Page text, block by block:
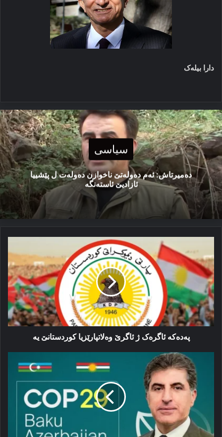
دارا بیلەک
سیاسی
دەمیرتاش: ئەم دەولەتێ ناخوازن دەولەت ل پێشییا
ئازادیێ ئاستەنگە
ئاگره‌ک
ژ
ئاگرێ
وه‌لاتپارێزیا
کوردستانێ
یه‌
پەدەكە ئاگره‌ک ژ ئاگرێ وه‌لاتپارێزیا کوردستانێ یه‌
نێچیرڤان
بارزانی
به‌شداری
مه‌راسما
ڤه‌کرنا
کۆنفەرەنسا
ئاڤوهەوایێ
بوو